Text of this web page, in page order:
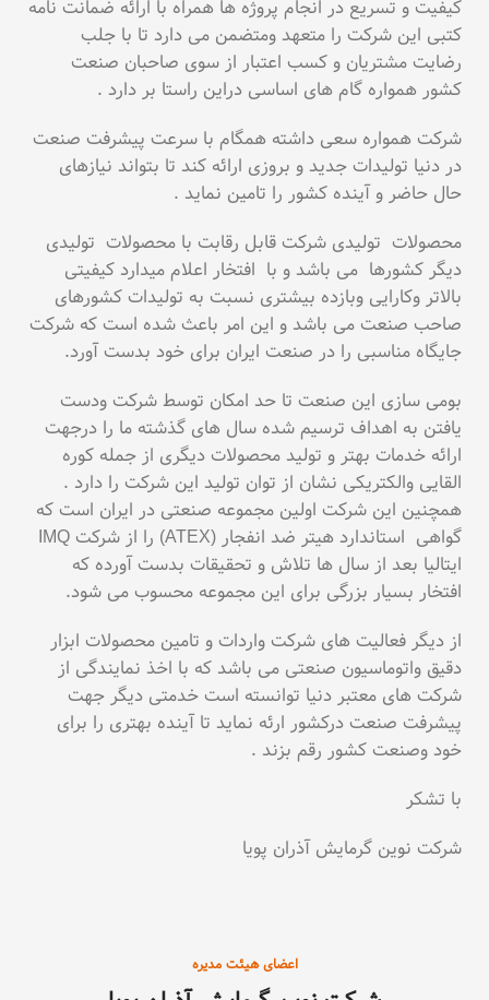
کیفیت و تسریع در انجام پروژه ها همراه با ارائه ضمانت نامه
کتبی این شرکت را متعهد ومتضمن می دارد تا با جلب
رضایت مشتریان و کسب اعتبار از سوی صاحبان صنعت
کشور همواره گام های اساسی دراین راستا بر دارد .
شرکت همواره سعی داشته همگام با سرعت پیشرفت صنعت
در دنیا تولیدات جدید و بروزی ارائه کند تا بتواند نیازهای
حال حاضر و آینده کشور را تامین نماید .
محصولات تولیدی شرکت قابل رقابت با محصولات تولیدی
دیگر کشورها می باشد و با افتخار اعلام میدارد کیفیتی
بالاتر وکارایی وبازده بیشتری نسبت به تولیدات کشورهای
صاحب صنعت می باشد و این امر باعث شده است که شرکت
جایگاه مناسبی را در صنعت ایران برای خود بدست آورد.
بومی سازی این صنعت تا حد امکان توسط شرکت ودست
یافتن به اهداف ترسیم شده سال های گذشته ما را درجهت
ارائه خدمات بهتر و تولید محصولات دیگری از جمله کوره
القایی والکتریکی نشان از توان تولید این شرکت را دارد .
همچنین این شرکت اولین مجموعه صنعتی در ایران است که
گواهی استاندارد هیتر ضد انفجار (ATEX) را از شرکت IMQ
ایتالیا بعد از سال ها تلاش و تحقیقات بدست آورده که
افتخار بسیار بزرگی برای این مجموعه محسوب می شود.
از دیگر فعالیت های شرکت واردات و تامین محصولات ابزار
دقیق واتوماسیون صنعتی می باشد که با اخذ نمایندگی از
شرکت های معتبر دنیا توانسته است خدمتی دیگر جهت
پیشرفت صنعت درکشور ارئه نماید تا آینده بهتری را برای
خود وصنعت کشور رقم بزند .
با تشکر
شرکت نوین گرمایش آذران پویا
اعضای هیئت مدیره